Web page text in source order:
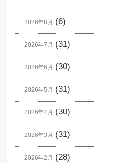
2026年8月 (6)
2026年7月 (31)
2026年6月 (30)
2026年5月 (31)
2026年4月 (30)
2026年3月 (31)
2026年2月 (28)